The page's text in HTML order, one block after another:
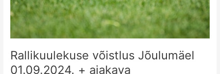
Rallikuulekuse võistlus Jõulumäel
01.09.2024. + ajakava